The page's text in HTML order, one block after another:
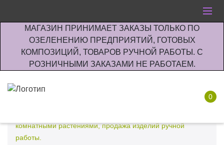
МАГАЗИН ПРИНИМАЕТ ЗАКАЗЫ ТОЛЬКО ПО
ОЗЕЛЕНЕНИЮ ПРЕДПРИЯТИЙ, ГОТОВЫХ
КОМПОЗИЦИЙ, ТОВАРОВ РУЧНОЙ РАБОТЫ. С
РОЗНИЧНЫМИ ЗАКАЗАМИ НЕ РАБОТАЕМ.
0
комнатными растениями, продажа изделий ручной
работы.